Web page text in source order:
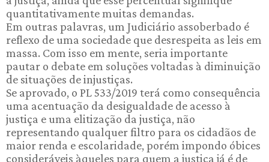
quantitativamente muitas demandas.
Em outras palavras, um Judiciário assoberbado é
reflexo de uma sociedade que desrespeita as leis em
massa. Com isso em mente, seria importante
pautar o debate em soluções voltadas à diminuição
de situações de injustiças.
Se aprovado, o PL 533/2019 terá como consequência
uma acentuação da desigualdade de acesso à
justiça e uma elitização da justiça, não
representando qualquer filtro para os cidadãos de
maior renda e escolaridade, porém impondo óbices
consideráveis àqueles para quem a justiça já é de